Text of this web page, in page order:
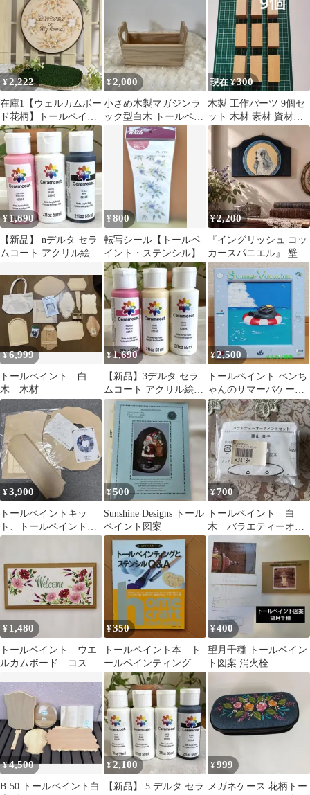
15×15×1.2㎝
¥2,222
在庫1【ウェルカムボー
ド花柄】トールペイン
ト木工 ハンドメイド
【プレ付】
¥2,000
小さめ木製マガジンラ
ック型白木 トールペイ
ント素材
現在 ¥300
木製 工作パーツ 9個セ
ット 木材 素材 資材
角材 図工 クラフ
ト 手芸 工芸
¥1,690
【新品】 nデルタ セラ
ムコート アクリル絵の
¥800
転写シール【トールペ
イント・ステンシル】
¥2,200
『イングリッシュ コッ
カースパニエル』 壁掛
け 木製 ハンドメイド
¥6,999
トールペイント 白
木 木材
¥1,690
【新品】3デルタ セラ
ムコート アクリル絵の
具 トールペイント白ピ
ンクアイボリー
¥2,500
トールペイント ペンち
ゃんのサマーバケーシ
ョン♪
¥3,900
トールペイントキッ
ト、トールペイント素
材 白木まとめ売り
¥500
Sunshine Designs トール
ペイント図案
¥700
トールペイント 白
木 バラエティーオー
ナメントセット 未使
用品
¥ 1,480
トールペイント ウエ
ルカムボード コスモ
¥350
トールペイント本 ト
ールペインティングと
ステンシルQ&A
¥400
望月千種 トールペイン
ト図案 消火栓
¥4,500
B-50 トールペイント白
¥2,100
【新品】 5 デルタ セラ
¥999
メガネケース 花柄トー